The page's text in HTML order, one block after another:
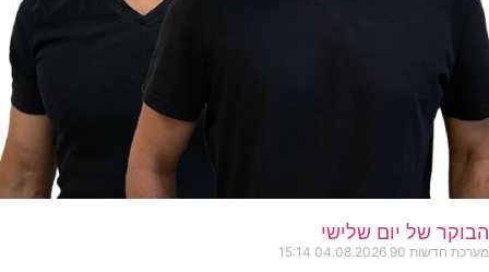
הבוקר של יום שלישי
מערכת חדשות 90 04.08.2026
15:14